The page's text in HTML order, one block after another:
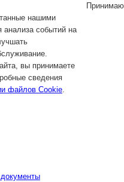
нашими
событий на
вы принимаете
сведения
файлов Cookie.
Принимаю